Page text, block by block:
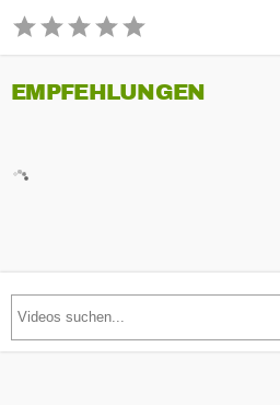
EMPFEHLUNGEN